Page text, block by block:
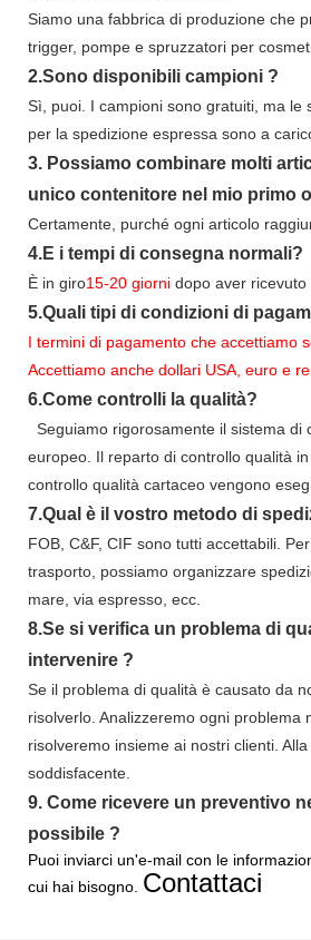
Siamo una fabbrica di produzione che
trigger, pompe e spruzzatori per
2.Sono disponibili campioni ?
Sì, puoi. I campioni sono gratuiti, ma le
per la spedizione espressa sono a
3. Possiamo combinare molti
unico contenitore nel mio primo
Certamente, purché ogni articolo
4.E i tempi di consegna normali?
È in giro15-20 giorni dopo aver ricevuto
5.Quali tipi di condizioni di
I termini di pagamento che accettiamo
Accettiamo anche dollari USA, euro e
6.Come controlli la qualità?
Seguiamo rigorosamente il sistema di
europeo. Il reparto di controllo qualità
controllo qualità cartaceo vengono
7.Qual è il vostro metodo di
FOB, C&F, CIF sono tutti accettabili.
trasporto, possiamo organizzare
mare, via espresso, ecc.
8.Se si verifica un problema di
intervenire ?
Se il problema di qualità è causato da
risolverlo. Analizzeremo ogni problema
risolveremo insieme ai nostri clienti.
soddisfacente.
9. Come ricevere un preventivo
possibile ?
Puoi inviarci un'e-mail con le
cui hai bisogno. Contattaci